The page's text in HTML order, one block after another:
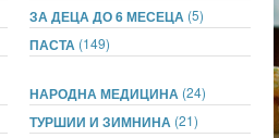
ЗА ДЕЦА ДО 6 МЕСЕЦА (5)
ПАСТА (149)
НАРОДНА МЕДИЦИНА (24)
ТУРШИИ И ЗИМНИНА (21)